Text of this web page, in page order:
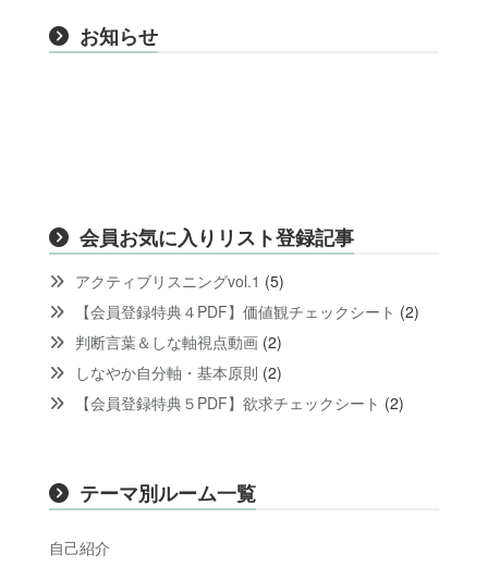
お知らせ
会員お気に入りリスト登録記事
アクティブリスニングvol.1 (5)
【会員登録特典４PDF】価値観チェックシート (2)
判断言葉＆しな軸視点動画(2)
しなやか自分軸・基本原則 (2)
【会員登録特典５PDF】欲求チェックシート (2)
テーマ別ルーム一覧
自己紹介